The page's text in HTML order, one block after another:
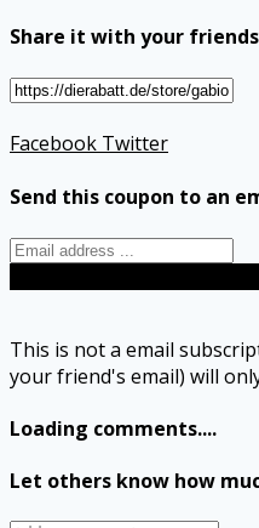
Share it with your friends
Facebook Twitter
Send this coupon to an
This is not a email
your friend's email) will
Loading comments....
Let others know how